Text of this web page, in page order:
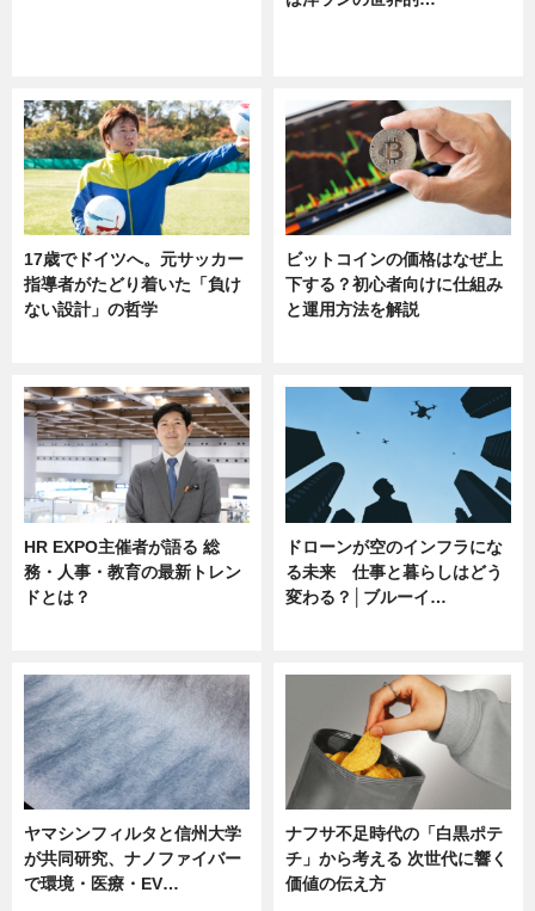
17歳でドイツへ。元サッカー
指導者がたどり着いた「負け
ない設計」の哲学
ビットコインの価格はなぜ上
下する？初心者向けに仕組み
と運用方法を解説
HR EXPO主催者が語る 総
務・人事・教育の最新トレン
ドとは？
ドローンが空のインフラにな
る未来 仕事と暮らしはどう
変わる？│ブルーイ…
ヤマシンフィルタと信州大学
が共同研究、ナノファイバー
で環境・医療・EV…
ナフサ不足時代の「白黒ポテ
チ」から考える 次世代に響く
価値の伝え方